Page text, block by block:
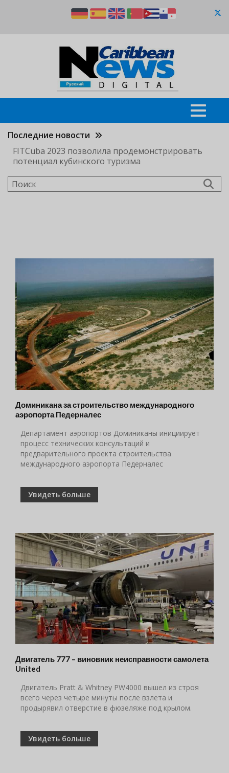
Последние новости
FITCuba 2023 позволила продемонстрировать
потенциал кубинского туризма
Поиск
Доминикана за строительство международного
аэропорта Педерналес
Департамент аэропортов Доминиканы инициирует
процесс технических консультаций и
предварительного проекта строительства
международного аэропорта Педерналес
Увидеть больше
Двигатель 777 – виновник неисправности самолета
United
Двигатель Pratt & Whitney PW4000 вышел из строя
всего через четыре минуты после взлета и
продырявил отверстие в фюзеляже под крылом.
Увидеть больше